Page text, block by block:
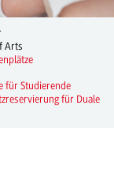
Arts
für Studierende
für Duale